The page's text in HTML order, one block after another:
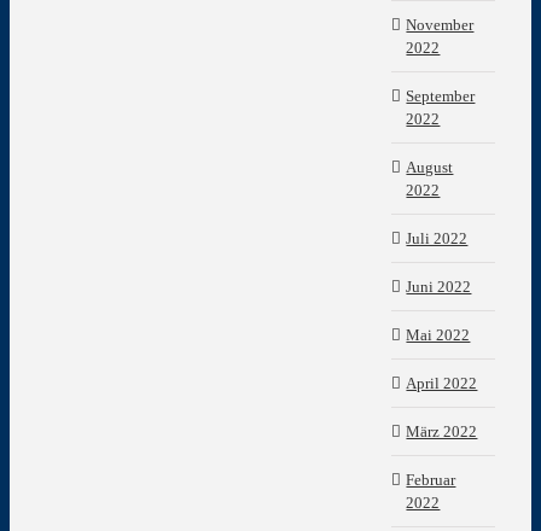
November
2022
September
2022
August
2022
Juli 2022
Juni 2022
Mai 2022
April 2022
März 2022
Februar
2022